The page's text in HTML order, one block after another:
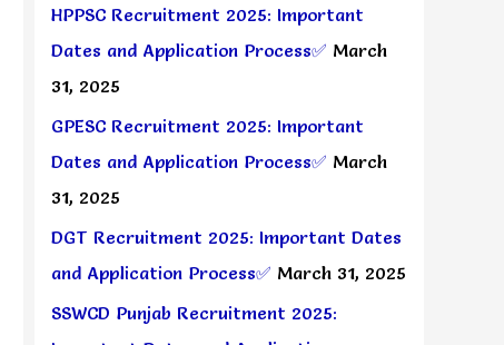
HPPSC Recruitment 2025: Important
Dates and Application Process✅ March
31, 2025
GPESC Recruitment 2025: Important
Dates and Application Process✅ March
31, 2025
DGT Recruitment 2025: Important Dates
and Application Process✅ March 31, 2025
SSWCD Punjab Recruitment 2025: